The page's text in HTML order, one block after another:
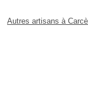
Autres artisans à